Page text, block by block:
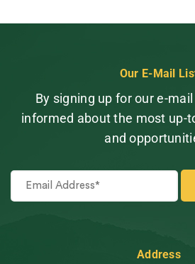
Our E-Mail
By signing up for our e-
informed about the most up-
and
Address